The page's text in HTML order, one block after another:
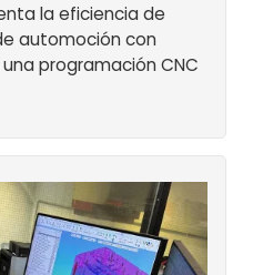
la eficiencia de
automoción con
programación CNC